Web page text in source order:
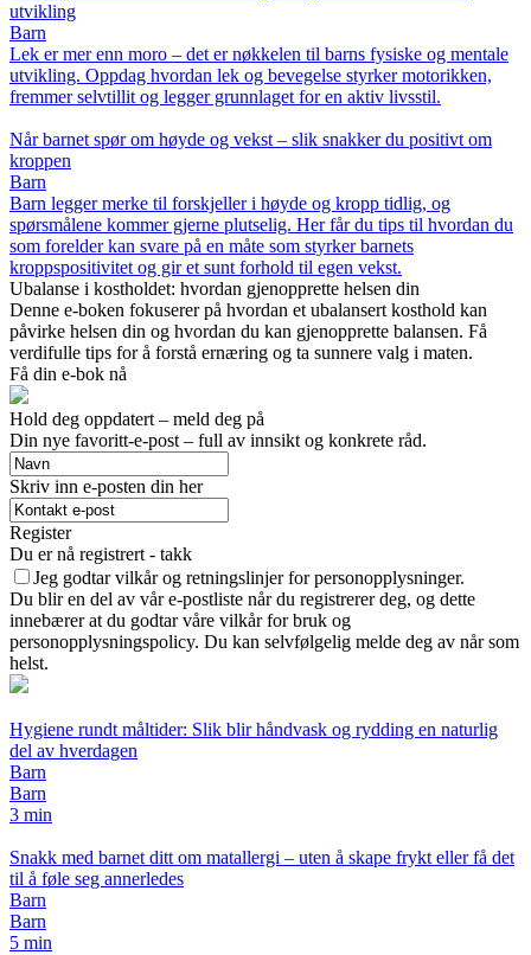
utvikling
Barn
Lek er mer enn moro – det er nøkkelen til barns fysiske og mentale
utvikling. Oppdag hvordan lek og bevegelse styrker motorikken,
fremmer selvtillit og legger grunnlaget for en aktiv livsstil.
Når barnet spør om høyde og vekst – slik snakker du positivt om
kroppen
Barn
Barn legger merke til forskjeller i høyde og kropp tidlig, og
spørsmålene kommer gjerne plutselig. Her får du tips til hvordan du
som forelder kan svare på en måte som styrker barnets
kroppspositivitet og gir et sunt forhold til egen vekst.
Ubalanse i kostholdet: hvordan gjenopprette helsen din
Denne e-boken fokuserer på hvordan et ubalansert kosthold kan
påvirke helsen din og hvordan du kan gjenopprette balansen. Få
verdifulle tips for å forstå ernæring og ta sunnere valg i maten.
Få din e-bok nå
Hold deg oppdatert – meld deg på
Din nye favoritt-e-post – full av innsikt og konkrete råd.
Skriv inn e-posten din her
Register
Du er nå registrert - takk
Jeg godtar vilkår og retningslinjer for personopplysninger.
Du blir en del av vår e-postliste når du registrerer deg, og dette
innebærer at du godtar våre vilkår for bruk og
personopplysningspolicy. Du kan selvfølgelig melde deg av når som
helst.
Hygiene rundt måltider: Slik blir håndvask og rydding en naturlig
del av hverdagen
Barn
Barn
3 min
Snakk med barnet ditt om matallergi – uten å skape frykt eller få det
til å føle seg annerledes
Barn
Barn
5 min